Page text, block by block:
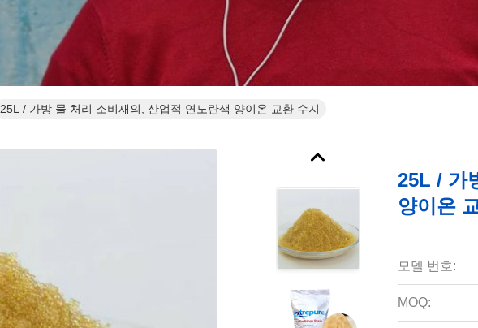
25L / 가방 물 처리 소비재의, 산업적 연노란색 양이온 교환 수지
25L / 가
양이온
모델 번호:
MOQ: